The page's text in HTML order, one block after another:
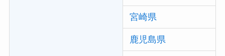
宮崎県
鹿児島県